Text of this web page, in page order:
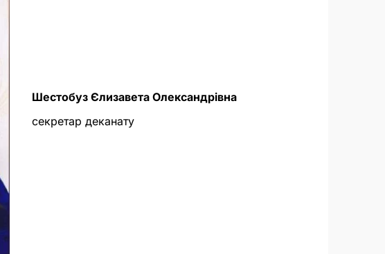
Шестобуз Єлизавета Олександрівна
секретар деканату